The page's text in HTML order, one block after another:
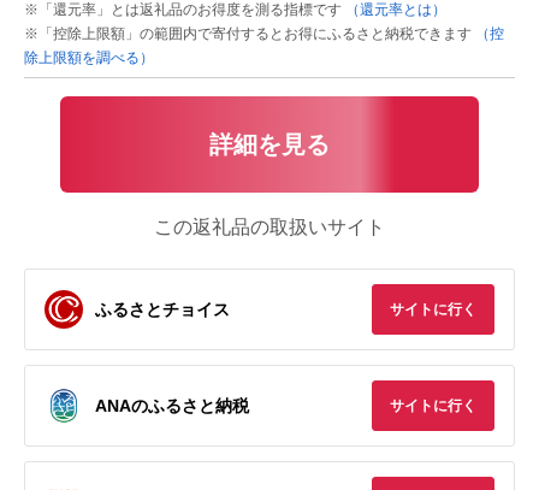
※「還元率」とは返礼品のお得度を測る指標です
（還元率とは）
※「控除上限額」の範囲内で寄付するとお得にふるさと納税できます
（控
除上限額を調べる）
詳細を見る
この返礼品の取扱いサイト
ふるさとチョイス サイトに行く
ANAのふるさと納税 サイトに行く